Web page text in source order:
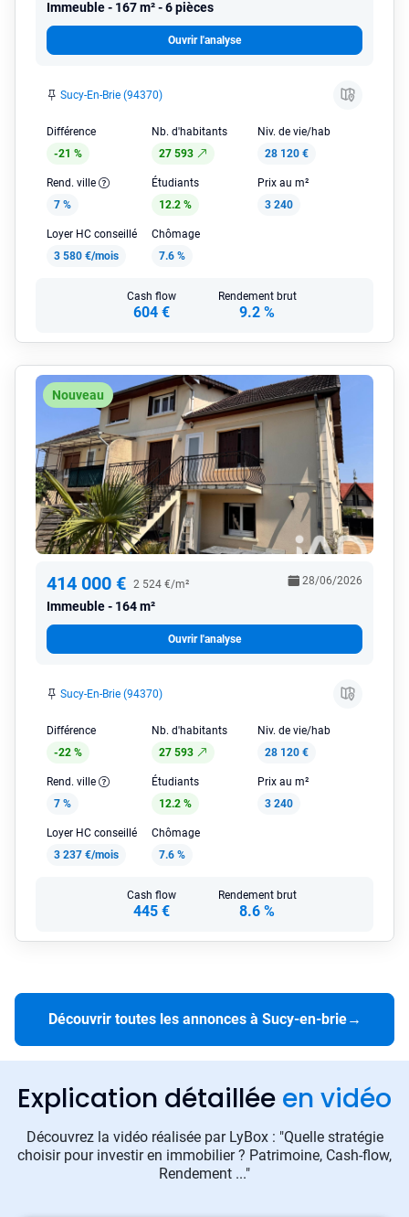
Immeuble 167 m² - 6 pièces
Ouvrir l'analyse
Sucy-En-Brie (94370)
Différence
-21 %
Nb. d'habitants
27 593
Niv. de vie/hab
28 120 €
Rend. ville
7 %
Étudiants
12.2 %
Prix au m²
3 240
Loyer HC conseillé
3 580 €/mois
Chômage
7.6 %
Cash flow
604 €
Rendement brut
9.2 %
Nouveau
414 000 € 2 524 €/m²
Immeuble 164 m²
28/06/2026
Ouvrir l'analyse
Sucy-En-Brie (94370)
Différence
-22 %
Nb. d'habitants
27 593
Niv. de vie/hab
28 120 €
Rend. ville
7 %
Étudiants
12.2 %
Prix au m²
3 240
Loyer HC conseillé
3 237 €/mois
Chômage
7.6 %
Cash flow
445 €
Rendement brut
8.6 %
Découvrir toutes les annonces à Sucy-en-brie→
Explication détaillée en vidéo
Découvrez la vidéo réalisée par LyBox : "Quelle stratégie
choisir pour investir en immobilier ? Patrimoine, Cash-flow,
Rendement ..."